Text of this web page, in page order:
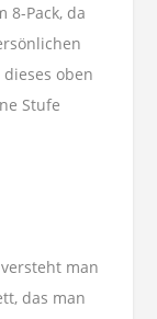
8-Pack, da
oben
Stufe
man
das man